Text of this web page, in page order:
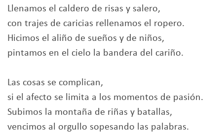
Llenamos el caldero de risas y salero,
con trajes de caricias rellenamos el ropero.
Hicimos el aliño de sueños y de niños,
pintamos en el cielo la bandera del cariño.
Las cosas se complican,
si el afecto se limita a los momentos de pasión.
Subimos la montaña de riñas y batallas,
vencimos al orgullo sopesando las palabras.